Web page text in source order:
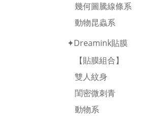
幾何圖騰線條系
動物昆蟲系
✦Dreamink貼膜
【貼膜組合】
雙人紋身
閨密微刺青
動物系